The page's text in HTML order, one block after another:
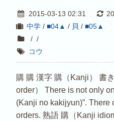
2015-03-13 02:31
中学/ ■04▲ / 貝 / ■05▲
/ /
コウ
購 購 漢字 購（Kanji） 書
order） There is not only
(Kanji no kakijyun)”.
orders. 熟語 購（Kanji